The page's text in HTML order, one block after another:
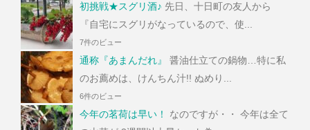
初挑戦★スグリ酒♪ 先日、十日町の友人から
『自宅にスグリがなっているので、使...
7件のビュー
通称『あまんだれ』
醤油仕立ての鍋物…特に私
のお薦めは、けんちん汁!! ぬめり...
6件のビュー
今年の茗荷は早い！
なのですが・・ 今年は全て